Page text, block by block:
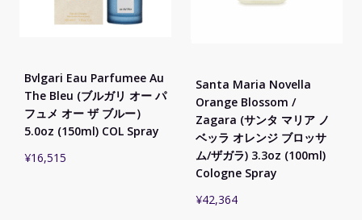
Bvlgari Eau Parfumee Au
The Bleu (ブルガリ オー パ
フュメ オー ザ ブルー）
5.0oz (150ml) COL Spray
¥16,515
Santa Maria Novella
Orange Blossom /
Zagara (サンタ マリア ノ
ベッラ オレンジ ブロッサ
ム/ザガラ) 3.3oz (100ml)
Cologne Spray
¥42,364